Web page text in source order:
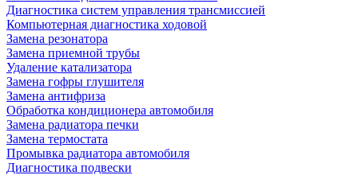
Диагностика систем управления трансмиссией
Компьютерная диагностика ходовой
Замена резонатора
Замена приемной трубы
Удаление катализатора
Замена гофры глушителя
Замена антифриза
Обработка кондиционера автомобиля
Замена радиатора печки
Замена термостата
Промывка радиатора автомобиля
Диагностика подвески